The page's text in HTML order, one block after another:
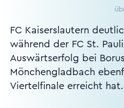
FC Kaiserslautern
während der FC St.
Auswärtserfolg bei
Mönchengladbach
Viertelfinale erreicht hat.